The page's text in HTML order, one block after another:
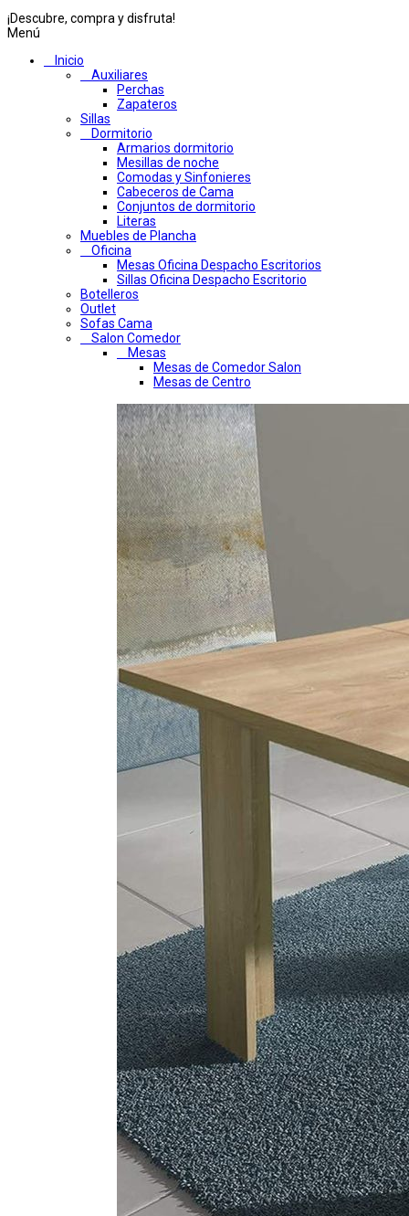
¡Descubre, compra y disfruta!
Menú
Inicio
Auxiliares
Perchas
Zapateros
Sillas
Dormitorio
Armarios dormitorio
Mesillas de noche
Comodas y Sinfonieres
Cabeceros de Cama
Conjuntos de dormitorio
Literas
Muebles de Plancha
Oficina
Mesas Oficina Despacho Escritorios
Sillas Oficina Despacho Escritorio
Botelleros
Outlet
Sofas Cama
Salon Comedor
Mesas
Mesas de Comedor Salon
Mesas de Centro